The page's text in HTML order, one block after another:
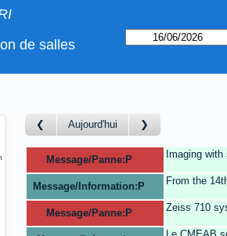
de salles
Aujourd'hui
Message/Panne:P Imaging
Message/Information:P From the
Message/Panne:P Zeiss 710